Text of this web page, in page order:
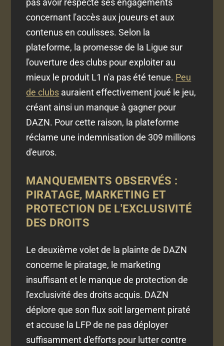
concernant l'accès aux joueurs et aux
contenus en coulisses. Selon la
plateforme, la promesse de la Ligue sur
l'ouverture des clubs pour exploiter au
mieux le produit L1 n'a pas été tenue. Peu
de clubs auraient effectivement joué le jeu,
créant ainsi un manque à gagner pour
DAZN. Pour cette raison, la plateforme
réclame une indemnisation de 309 millions
d'euros.
MANQUEMENTS OBSERVÉS :
PIRATAGE, MARKETING ET
PROTECTION DE L'EXCLUSIVITÉ
DES DROITS
Le deuxième volet de la plainte de DAZN
concerne le piratage, le marketing
insuffisant et le manque de protection de
l'exclusivité des droits acquis. DAZN
déplore que son flux soit largement piraté
et accuse la LFP de ne pas déployer
suffisamment d'efforts pour lutter contre